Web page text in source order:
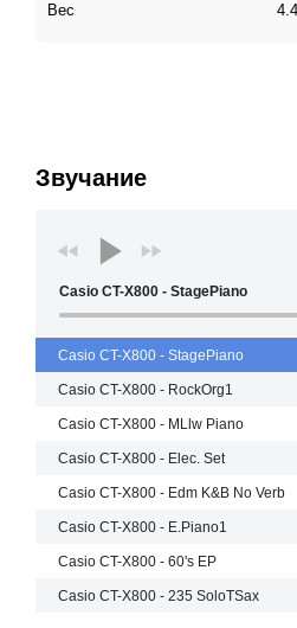
Вес
Звучание
Casio CT-X800 - StagePiano
Casio CT-X800 - StagePiano
Casio CT-X800 - RockOrg1
Casio CT-X800 - MLlw Piano
Casio CT-X800 - Elec. Set
Casio CT-X800 - Edm K&B No Verb
Casio CT-X800 - E.Piano1
Casio CT-X800 - 60's EP
Casio CT-X800 - 235 SoloTSax